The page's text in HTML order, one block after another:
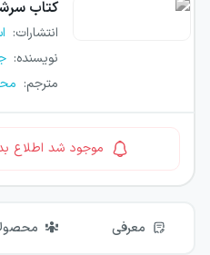
کتاب
انتشارات:
نویسنده:
مترجم:
موجود شد اطلاع
معرفی